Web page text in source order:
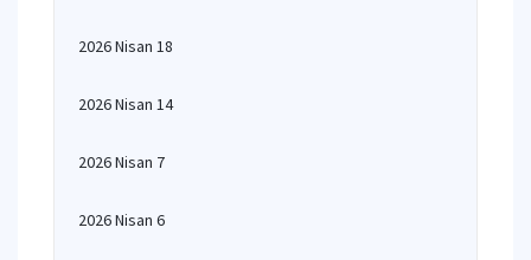
2026 Nisan 18
2026 Nisan 14
2026 Nisan 7
2026 Nisan 6